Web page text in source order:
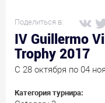
Поделиться в:
IV Guillermo
Trophy 2017
C 28 октября по 04
Категория турнира: